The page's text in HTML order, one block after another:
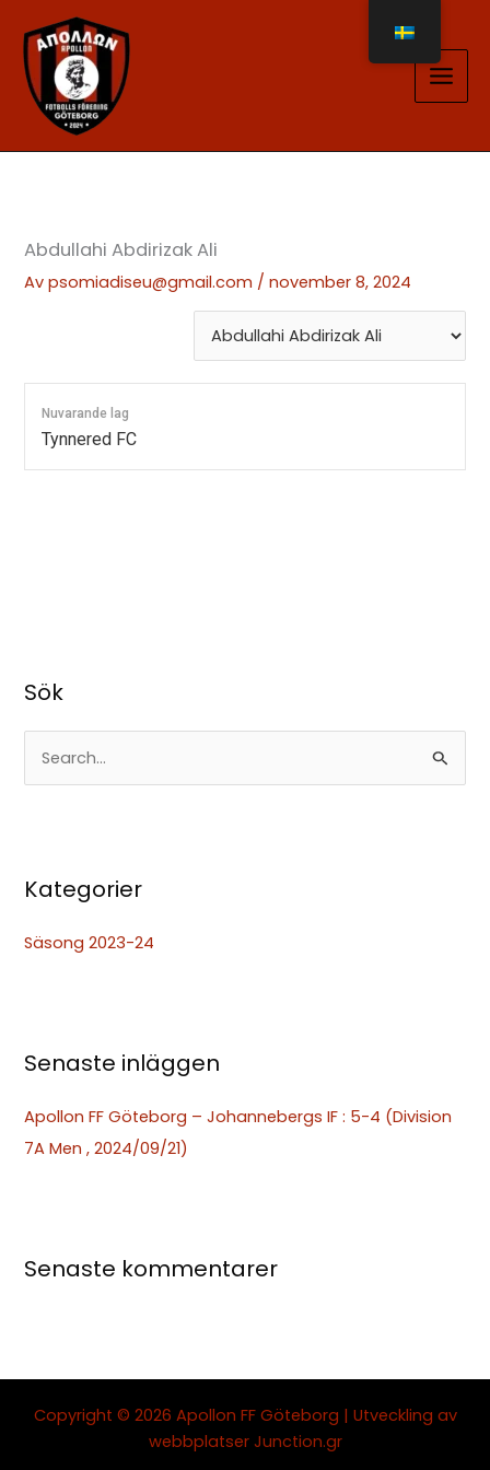
innehåll
Abdullahi Abdirizak Ali
Avpsomiadiseu@gmail.com /november 8, 2024
Nuvarande lag
Tynnered FC
Sök
ö
f
e
Kategorier
Säsong 2023-24
Senaste inläggen
Apollon FF Göteborg – Johannebergs IF : 5-4 (Division
7A Men , 2024/09/21)
Senaste kommentarer
Copyright © 2026 Apollon FF Göteborg | Utveckling av
webbplatser Junction.gr